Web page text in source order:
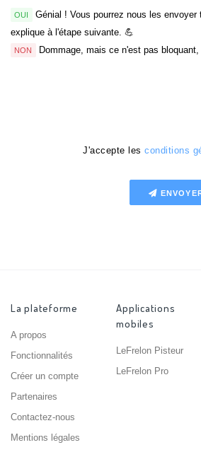
OUI
Génial ! Vous pourrez nous les
explique à l'étape suivante. 💪
NON Dommage, mais ce n'est pas bloquant,
J'accepte les conditions
La plateforme
A propos
Fonctionnalités
Créer un compte
Partenaires
Contactez-nous
Mentions légales
Applications
mobiles
LeFrelon Pisteur
LeFrelon Pro